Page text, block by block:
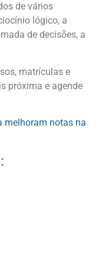
de vários
lógico, a
de decisões, a
matrículas e
próxima e agende
melhoram notas na